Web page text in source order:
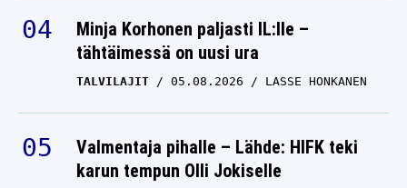
Minja Korhonen paljasti IL:lle –
tähtäimessä on uusi ura
TALVILAJIT 05.08.2026 LASSE HONKANEN
Valmentaja pihalle – Lähde: HIFK teki
karun tempun Olli Jokiselle